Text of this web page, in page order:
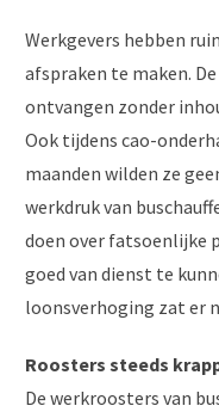
Werkgevers hebben
afspraken te maken.
ontvangen zonder
Ook tijdens cao-
maanden wilden ze
werkdruk van
doen over fatsoenlijke
goed van dienst te
loonsverhoging zat er
Roosters steeds
De werkroosters van